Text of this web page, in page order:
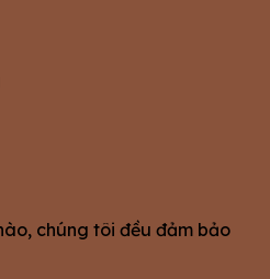
chúng tôi đều đảm bảo